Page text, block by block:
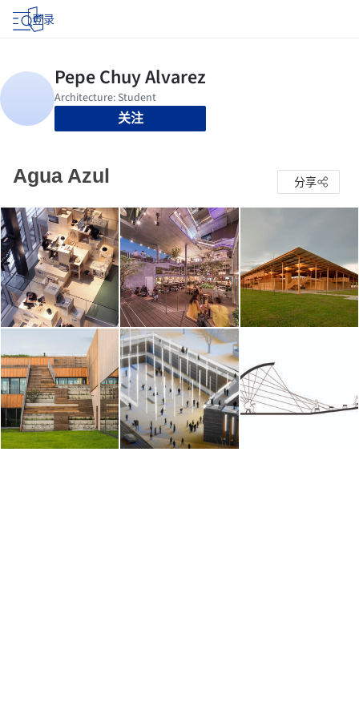
登录
关注
Agua Azul 分享